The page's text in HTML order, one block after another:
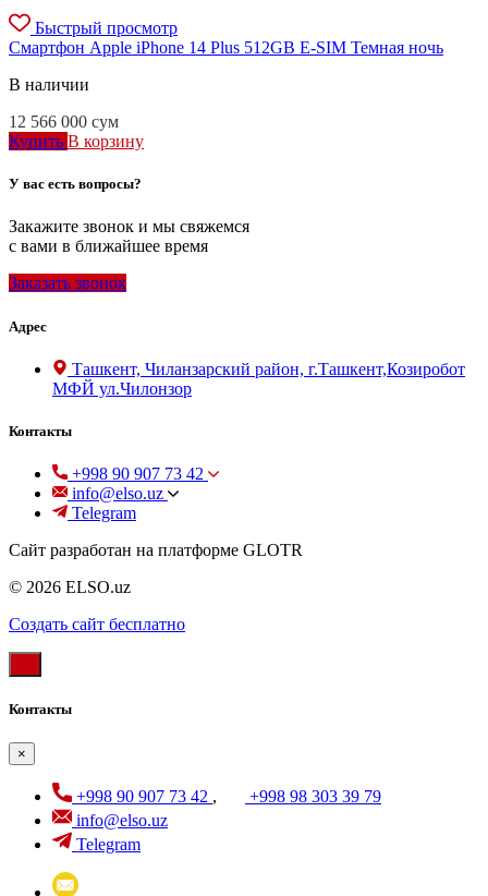
Быстрый просмотр
Смартфон Apple iPhone 14 Plus 512GB E-SIM Темная ночь
В наличии
12 566 000 сум
Купить В корзину
У вас есть вопросы?
Закажите звонок и мы свяжемся
с вами в ближайшее время
Заказать звонок
Адрес
Ташкент, Чиланзарский район, г.Ташкент,Козиробот
МФЙ ул.Чилонзор
Контакты
+998 90 907 73 42
info@elso.uz
Telegram
Сайт разработан на платформе GLOTR
© 2026 ELSO.uz
Создать cайт бесплатно
Контакты
×
+998 90 907 73 42 ,
+998 98 303 39 79
info@elso.uz
Telegram